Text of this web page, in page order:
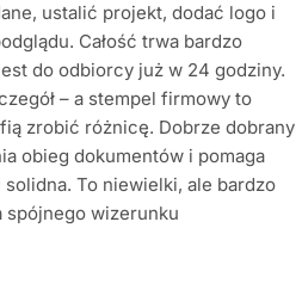
ustalić projekt, dodać logo i
Całość trwa bardzo
do odbiorcy już w 24 godziny.
– a stempel firmowy to
zrobić różnicę. Dobrze dobrany
obieg dokumentów i pomaga
To niewielki, ale bardzo
spójnego wizerunku